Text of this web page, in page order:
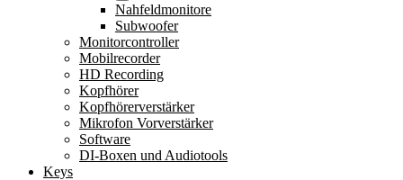
Nahfeldmonitore
Subwoofer
Monitorcontroller
Mobilrecorder
HD Recording
Kopfhörer
Kopfhörerverstärker
Mikrofon Vorverstärker
Software
DI-Boxen und Audiotools
Keys